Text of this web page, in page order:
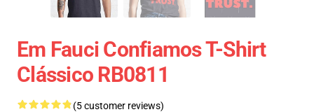
Em Fauci Confiamos T-Shirt
Clássico RB0811
(5 customer reviews)